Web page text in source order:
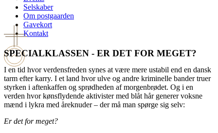
Selskaber
Om postgaarden
Gavekort
Kontakt
SPECIALKLASSEN - ER DET FOR MEGET?
I en tid hvor verdensfreden synes at være mere ustabil end en dansk
tarm efter karry. I et land hvor ulve og andre kriminelle bander truer
styrken i aftenkaffen og sprødheden af morgenbrødet. Og i en
verden hvor kønsflydende aktivister med blåt hår generer voksne
mænd i lykra med åreknuder – der må man spørge sig selv:
Er det for meget?